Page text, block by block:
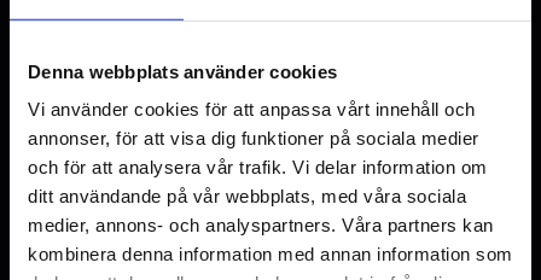
Denna webbplats använder cookies
Vi använder cookies för att anpassa vårt innehåll och
annonser, för att visa dig funktioner på sociala medier
och för att analysera vår trafik. Vi delar information om
ditt användande på vår webbplats, med våra sociala
medier, annons- och analyspartners. Våra partners kan
kombinera denna information med annan information som
Anne Hathaway
Ismael Cruz Cordova
Brady Wagner
Original language
EN
Genre
Ej angivet
Michael Showalter, Jordana Mollick, Anne
Hathaway, Colleen Hoover.
I rollerna ser vi Anne Hathaway, Dakota
Johnson, Josh Hartnett, Ismael Cruz
Cordova, Brady Wagner.